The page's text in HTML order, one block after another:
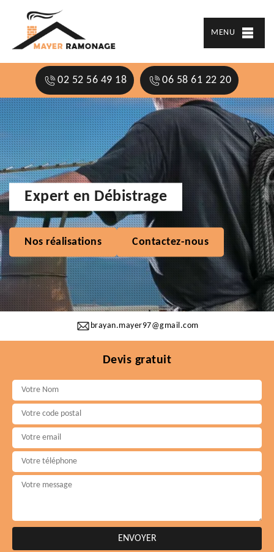
MENU
02 52 56 49 18 06 58 61 22 20
brayan.mayer97@gmail.com
Expert en Débistrage
Nos réalisations Contactez-nous
Devis gratuit